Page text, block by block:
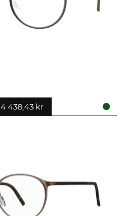
4 438,43 kr